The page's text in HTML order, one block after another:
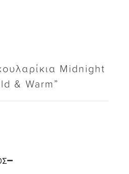
Midnight
& Warm”